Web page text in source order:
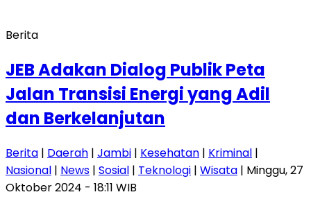
Berita
JEB Adakan Dialog Publik Peta
Jalan Transisi Energi yang Adil
dan Berkelanjutan
Berita | Daerah | Jambi | Kesehatan | Kriminal |
Nasional | News | Sosial | Teknologi | Wisata | Minggu, 27
Oktober 2024 - 18:11 WIB